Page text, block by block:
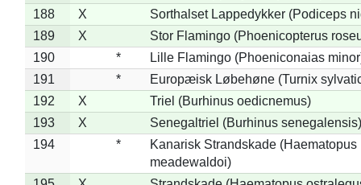
188
X
Sorthalset Lappedykker (Podiceps
189
X
Stor Flamingo (Phoenicopterus
190
*
Lille Flamingo (Phoeniconaias
191
*
Europæisk Løbehøne (Turnix
192
X
Triel (Burhinus oedicnemus)
193
X
Senegaltriel (Burhinus senegalensis)
194
*
Kanarisk Strandskade (Haematopus
meadewaldoi)